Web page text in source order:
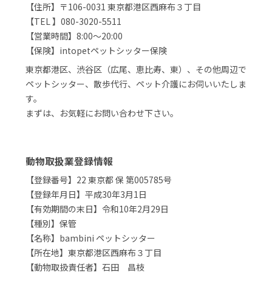
【住所】〒106-0031 東京都港区西麻布３丁目
【TEL 】080-3020-5511
【営業時間】8:00～20:00
【保険】intopetペットシッター保険
東京都港区、渋谷区（広尾、恵比寿、東）、その他周辺で
ペットシッター、散歩代行、ペット介護にお伺いいたしま
す。
まずは、お気軽にお問い合わせ下さい。
動物取扱業登録情報
【登録番号】22 東京都 保 第005785号
【登録年月日】平成30年3月1日
【有効期間の末日】令和10年2月29日
【種別】保管
【名称】bambini ペットシッター
【所在地】東京都港区西麻布３丁目
【動物取扱責任者】石田 昌枝